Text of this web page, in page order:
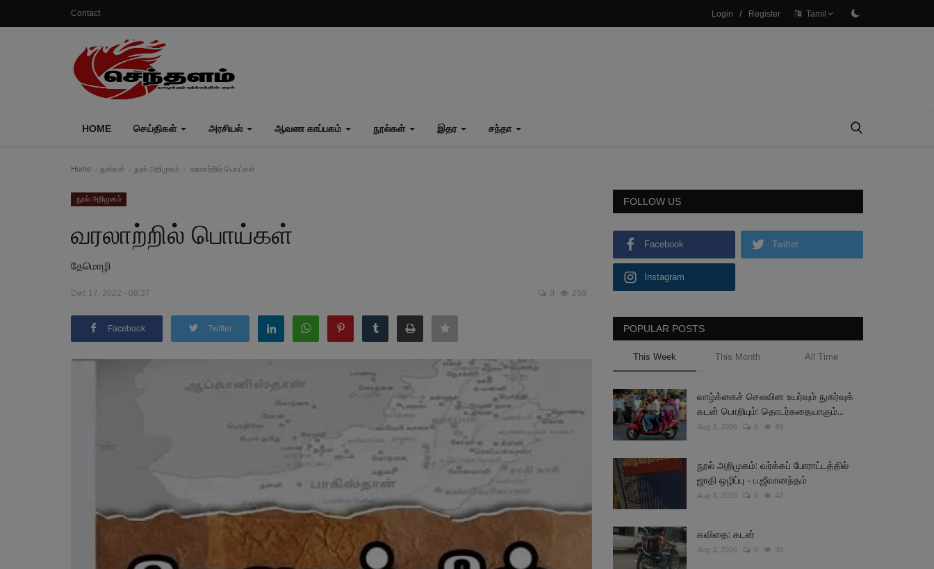
Contact Login / Register Tamil
HOME செய்திகள் அரசியல் ஆவண காப்பகம் நூல்கள் இதர சந்தா
Home நூல்கள் நூல் அறிமுகம் வரலாற்றில் பொய்கள்
நூல் அறிமுகம்
வரலாற்றில் பொய்கள்
தேமொழி
Dec 17, 2022 - 08:37 0 258
Facebook Twitter
FOLLOW US
Facebook Twitter
Instagram
POPULAR POSTS
This Week This Month All Time
வாழ்க்கைச் செலவின உயர்வும் நுகர்வுக்
கடன் பொறியும்: தொடர்கதையாகும்...
Aug 3, 2026 0 49
நூல் அறிமுகம்: வர்க்கப் போராட்டத்தில்
ஜாதி ஒழிப்பு - ப.ஜீவானந்தம்
Aug 3, 2026 0 42
கவிதை: கடன்
Aug 3, 2026 0 39